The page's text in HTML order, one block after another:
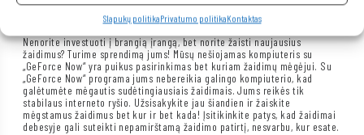
Slapukų politikaPrivatumo politikaKontaktas
Nenorite investuoti į brangią įrangą, bet norite žaisti naujausius
žaidimus? Turime sprendimą jums! Mūsų nešiojamas kompiuteris su
„GeForce Now“ yra puikus pasirinkimas bet kuriam žaidimų mėgėjui. Su
„GeForce Now“ programa jums nebereikia galingo kompiuterio, kad
galėtumėte mėgautis sudėtingiausiais žaidimais. Jums reikės tik
stabilaus interneto ryšio. Užsisakykite jau šiandien ir žaiskite
mėgstamus žaidimus bet kur ir bet kada! Įsitikinkite patys, kad žaidimai
debesyje gali suteikti nepamirštamą žaidimo patirtį, nesvarbu, kur esate.